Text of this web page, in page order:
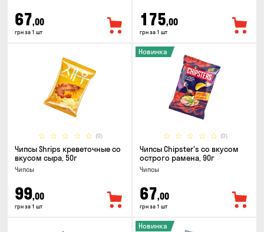
67,00
грн за 1 шт
175,00
грн за 1 шт
(0)
Чипсы Shrips креветочные со
вкусом сыра, 50г
Чипсы
99,00
грн за 1 шт
(0)
Новинка
Чипсы Chipster's со вкусом
острого рамена, 90г
Чипсы
67,00
грн за 1 шт
Новинка